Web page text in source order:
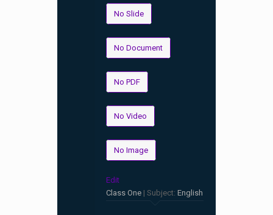
No Slide
No Document
No PDF
No Video
No Image
Edit
Class One | Subject: English